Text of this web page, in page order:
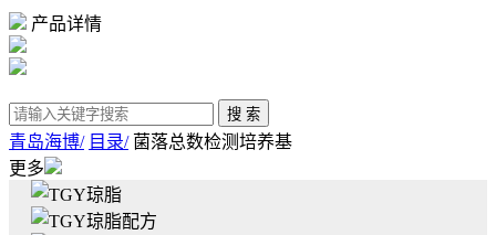
产品详情
青岛海博/ 目录/菌落总数检测培养基
更多